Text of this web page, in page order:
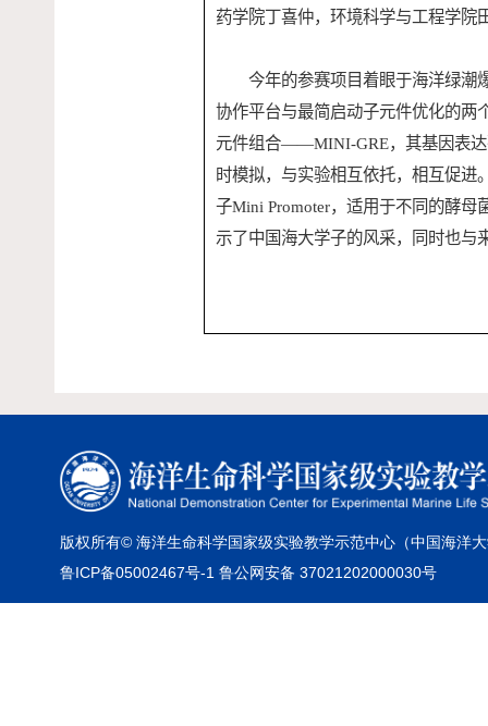
药学院丁喜仲，环境科学与工程学院
今年的参赛项目着眼于海洋绿潮爆
协作平台与最简启动子元件优化的两
元件组合——MINI-GRE，其基因表
时模拟，与实验相互依托，相互促进
子Mini Promoter，适用于不同的酵母
示了中国海大学子的风采，同时也与
版权所有© 海洋生命科学国家级实验教学示范中心（中国海洋
鲁ICP备05002467号-1 鲁公网安备 37021202000030号